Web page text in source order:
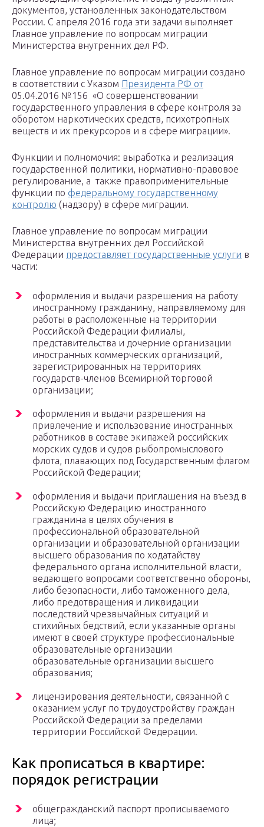
документов, установленных законодательством
России. С апреля 2016 года эти задачи выполняет
Главное управление по вопросам миграции
Министерства внутренних дел РФ.
Главное управление по вопросам миграции создано
в соответствии с Указом Президента РФ от
05.04.2016 №156 «О совершенствовании
государственного управления в сфере контроля за
оборотом наркотических средств, психотропных
веществ и их прекурсоров и в сфере миграции».
Функции и полномочия: выработка и реализация
государственной политики, нормативно-правовое
регулирование, а также правоприменительные
функции по федеральному государственному
контролю (надзору) в сфере миграции.
Главное управление по вопросам миграции
Министерства внутренних дел Российской
Федерации предоставляет государственные услуги в
части:
оформления и выдачи разрешения на работу
иностранному гражданину, направляемому для
работы в расположенные на территории
Российской Федерации филиалы,
представительства и дочерние организации
иностранных коммерческих организаций,
зарегистрированных на территориях
государств-членов Всемирной торговой
организации;
оформления и выдачи разрешения на
привлечение и использование иностранных
работников в составе экипажей российских
морских судов и судов рыбопромыслового
флота, плавающих под Государственным флагом
Российской Федерации;
оформления и выдачи приглашения на въезд в
Российскую Федерацию иностранного
гражданина в целях обучения в
профессиональной образовательной
организации и образовательной организации
высшего образования по ходатайству
федерального органа исполнительной власти,
ведающего вопросами соответственно обороны,
либо безопасности, либо таможенного дела,
либо предотвращения и ликвидации
последствий чрезвычайных ситуаций и
стихийных бедствий, если указанные органы
имеют в своей структуре профессиональные
образовательные организации
образовательные организации высшего
образования;
лицензирования деятельности, связанной с
оказанием услуг по трудоустройству граждан
Российской Федерации за пределами
территории Российской Федерации.
Как прописаться в квартире:
порядок регистрации
общегражданский паспорт прописываемого
лица;